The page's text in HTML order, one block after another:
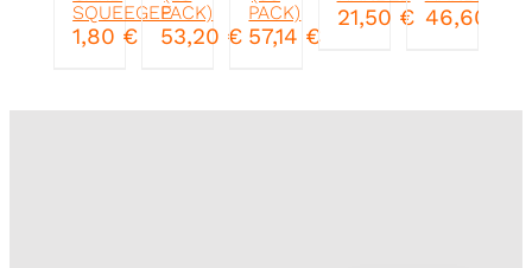
SQUEEGEE
1,80 €
PACK)
53,20 €
PACK)
57,14 €
21,50 € 46,60